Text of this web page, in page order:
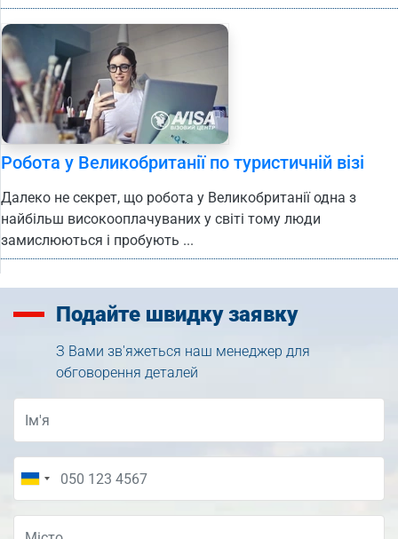
Робота у Великобританії по туристичній візі
Далеко не секрет, що робота у Великобританії одна з
найбільш високооплачуваних у світі тому люди
замислюються і пробують ...
Подайте швидку заявку
З Вами зв'яжеться наш менеджер для
обговорення деталей